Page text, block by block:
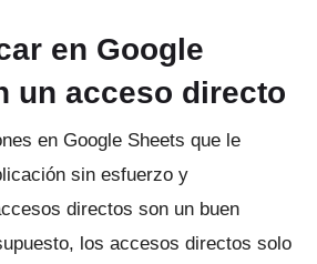
en Google
un acceso directo
en Google Sheets que le
sin esfuerzo y
directos son un buen
los accesos directos solo